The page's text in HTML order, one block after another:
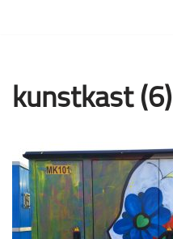
de
inhoud
kunstkast (6)